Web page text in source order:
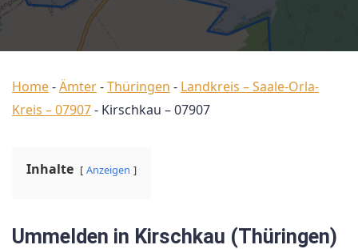
Home-Ämter-Thüringen - Landkreis – Saale-Orla-
Kreis – 07907- Kirschkau – 07907
Inhalte Anzeigen
Ummelden in Kirschkau (Thüringen)